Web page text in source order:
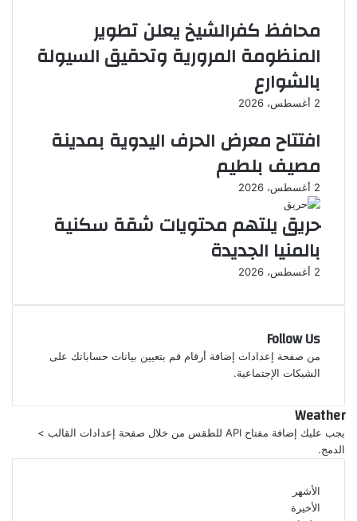
2
0
0
اً
ا
م
ت
ي
م
ك
ة
ي
م
ن
ي
ا
ل
ا
ل
ي
د
.
س
ت
ن
إ
ل
ى
ح
ا
ل
محافظ كفرالشيخ يعلن تطوير
المنظومة المرورية وتحقيق السيولة
بالشوارع
2 أغسطس، 2026
افتتاح معرض الحرف اليدوية بمدينة
مصيف بلطيم
2 أغسطس، 2026
حريق يلتهم محتويات شقة سكنية
بالمنيا الجديدة
2 أغسطس، 2026
Follow Us
من صفحة إعدادات إضافة أرقام قم بتعيين بيانات حساباتك على
الشبكات الإجتماعية.
Weather
يجب عليك إضافة مفتاح API للطقس من خلال صفحة إعدادات القالب >
الدمج.
الأشهر
الأخيرة